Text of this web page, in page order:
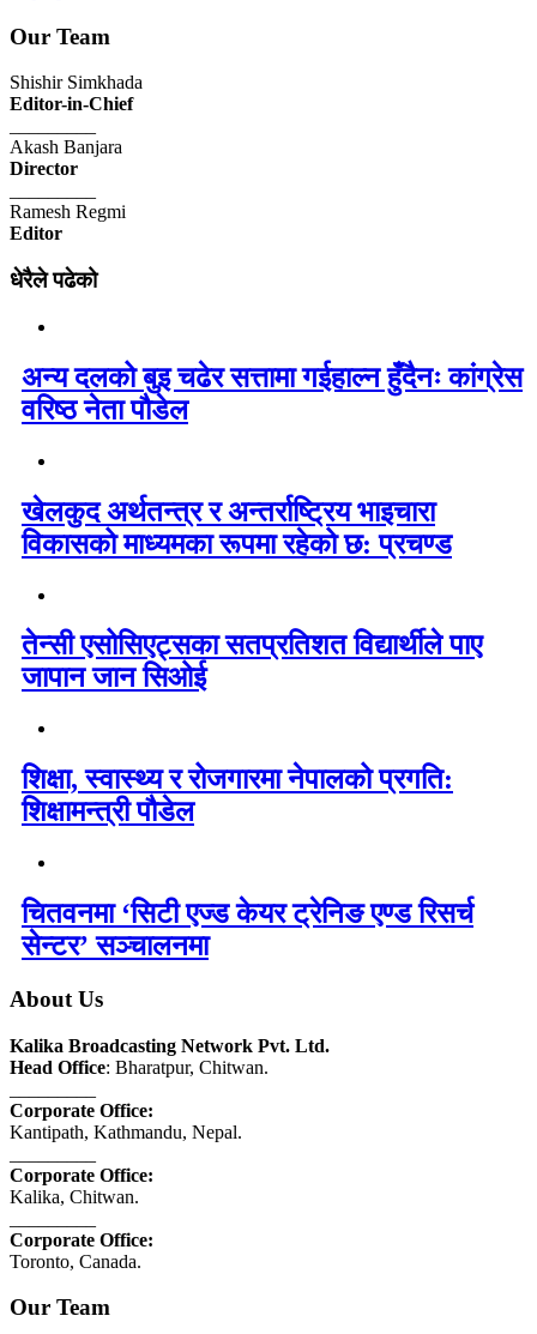
Our Team
Shishir Simkhada
Editor-in-Chief
Akash Banjara
Director
Ramesh Regmi
Editor
धेरैले पढेको
अन्य दलको बुइ चढेर सत्तामा गईहाल्न हुँदैनः कांग्रेस
वरिष्ठ नेता पौडेल
खेलकुद अर्थतन्त्र र अन्तर्राष्ट्रिय भाइचारा
विकासको माध्यमका रूपमा रहेको छ: प्रचण्ड
तेन्सी एसोसिएट्सका सतप्रतिशत विद्यार्थीले पाए
जापान जान सिओई
शिक्षा, स्वास्थ्य र रोजगारमा नेपालको प्रगति:
शिक्षामन्त्री पौडेल
चितवनमा ‘सिटी एज्ड केयर ट्रेनिङ एण्ड रिसर्च
सेन्टर’ सञ्चालनमा
About Us
Kalika Broadcasting Network Pvt. Ltd.
Head Office: Bharatpur, Chitwan.
Corporate Office:
Kantipath, Kathmandu, Nepal.
Corporate Office:
Kalika, Chitwan.
Corporate Office:
Toronto, Canada.
Our Team